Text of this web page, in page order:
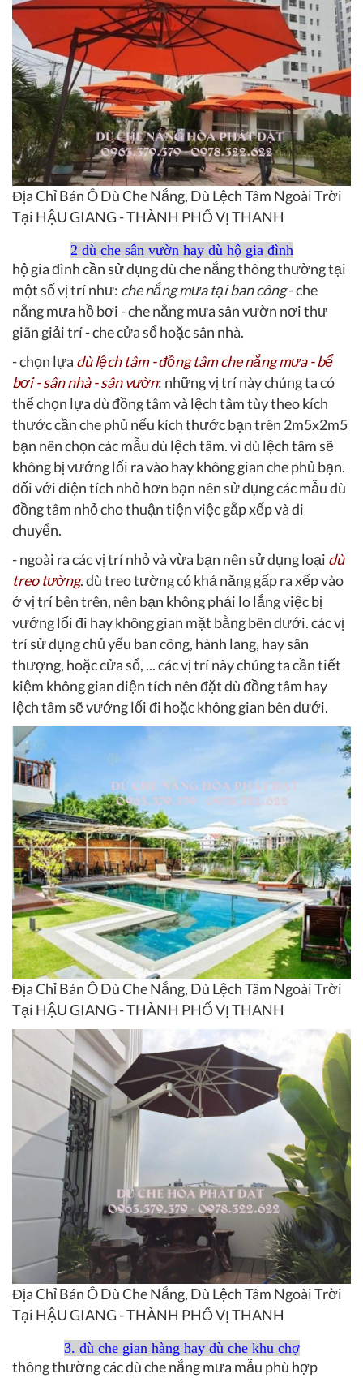
Địa Chỉ Bán Ô Dù Che Nắng, Dù Lệch Tâm Ngoài Trời
Tại HẬU GIANG - THÀNH PHỐ VỊ THANH
2 dù che sân vườn hay dù hộ gia đình
hộ gia đình cần sử dụng dù che nắng thông thường tại
một số vị trí như: che nắng mưa tại ban công- che
nắng mưa hồ bơi - che nắng mưa sân vườn nơi thư
giãn giải trí - che cửa sổ hoặc sân nhà.
- chọn lựa dù lệch tâm - đồng tâm che nắng mưa - bể
bơi - sân nhà - sân vườn: những vị trí này chúng ta có
thể chọn lựa dù đồng tâm và lệch tâm tùy theo kích
thước cần che phủ nếu kích thước bạn trên 2m5x2m5
bạn nên chọn các mẫu dù lệch tâm. vì dù lệch tâm sẽ
không bị vướng lối ra vào hay không gian che phủ bạn.
đối với diện tích nhỏ hơn bạn nên sử dụng các mẫu dù
đồng tâm nhỏ cho thuận tiện việc gắp xếp và di
chuyển.
- ngoài ra các vị trí nhỏ và vừa bạn nên sử dụng loại dù
treo tường. dù treo tường có khả năng gấp ra xếp vào
ở vị trí bên trên, nên bạn không phải lo lắng việc bị
vướng lối đi hay không gian mặt bằng bên dưới. các vị
trí sử dụng chủ yếu ban công, hành lang, hay sân
thượng, hoặc cửa sổ, ... các vị trí này chúng ta cần tiết
kiệm không gian diện tích nên đặt dù đồng tâm hay
lệch tâm sẽ vướng lối đi hoặc không gian bên dưới.
Địa Chỉ Bán Ô Dù Che Nắng, Dù Lệch Tâm Ngoài Trời
Tại HẬU GIANG - THÀNH PHỐ VỊ THANH
Địa Chỉ Bán Ô Dù Che Nắng, Dù Lệch Tâm Ngoài Trời
Tại HẬU GIANG - THÀNH PHỐ VỊ THANH
3. dù che gian hàng hay dù che khu chợ
thông thường các dù che nắng mưa mẫu phù hợp